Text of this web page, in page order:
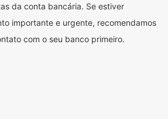
da conta bancária. Se estiver
importante e urgente, recomendamos
com o seu banco primeiro.